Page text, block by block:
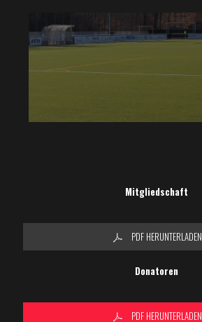
Mitgliedschaft
PDF HERUNTERLADEN
Donatoren
PDF HERUNTERLADEN